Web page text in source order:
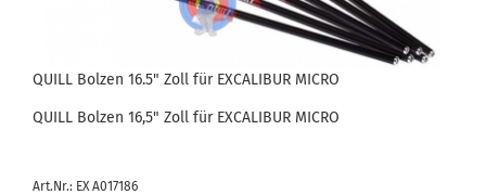
QUILL Bol­zen 16.5" Zoll für EX­CA­LI­BUR MICRO
QUILL Bol­zen 16,5" Zoll für EX­CA­LI­BUR MICRO
Art.Nr.: EX A017186